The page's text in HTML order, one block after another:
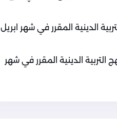
الدينية المقرر في شهر ابريل
الدينية المقرر في شهر